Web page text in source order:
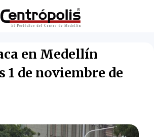
en Medellín
1 de noviembre de